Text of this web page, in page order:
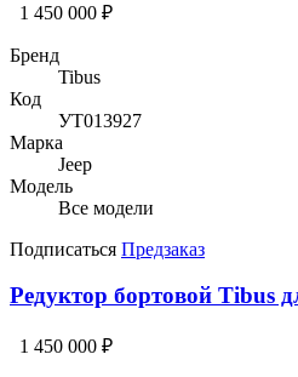
1 450 000 ₽
Бренд
Tibus
Код
УТ013927
Марка
Jeep
Модель
Все модели
Подписаться Предзаказ
Редуктор бортовой Tibus
1 450 000 ₽